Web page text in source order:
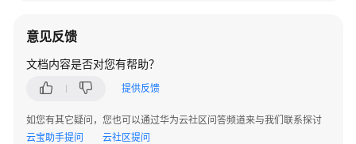
意见反馈
文档内容是否对您有帮助？
提供反馈
如您有其它疑问，您也可以通过华为云社区问答频道来与我们联系探讨
云宝助手提问
云社区提问